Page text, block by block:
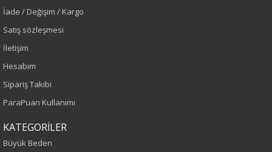
Büyük Beden
80
Kumaş Tipi
İade / Değişim / Kargo
Satış sözleşmesi
İletişim
Hesabım
Sipariş Takibi
ParaPuan Kullanımı
KATEGORİLER
Büyük Beden